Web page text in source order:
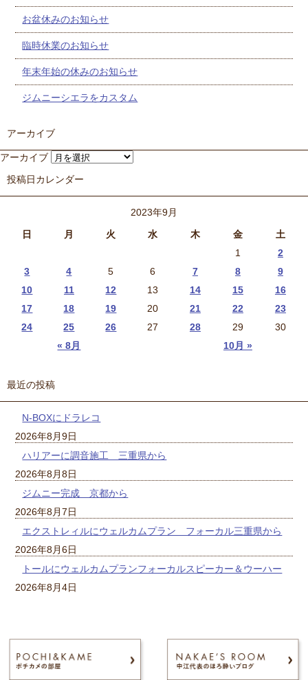
お盆休みのお知らせ
臨時休業のお知らせ
年末年始の休みのお知らせ
ジムニーシエラをカスタム
アーカイブ
アーカイブ
投稿日カレンダー
2023年9月
日
月 火 水 木 金 土
« 8月 10月 »
1
2
3
4 5 6 7 8
9
10
11 12 13 14 15
16
17
18 19 20 21 22
23
24
25 26 27 28 29 30
最近の投稿
N-BOXにドラレコ
2026年8月9日
ハリアーに調音施工 三重県から
2026年8月8日
ジムニー完成 京都から
2026年8月7日
エクストレィルにウェルカムプラン フォーカル三重県から
2026年8月6日
トールにウェルカムプランフォーカルスピーカー＆ウーハー
2026年8月4日